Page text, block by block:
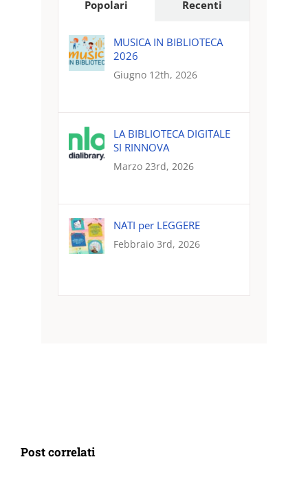
Popolari Recenti
MUSICA IN BIBLIOTECA
2026
Giugno 12th, 2026
LA BIBLIOTECA DIGITALE
SI RINNOVA
Marzo 23rd, 2026
NATI per LEGGERE
Febbraio 3rd, 2026
Post correlati